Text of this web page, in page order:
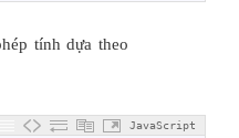
tính dựa theo
JavaScript